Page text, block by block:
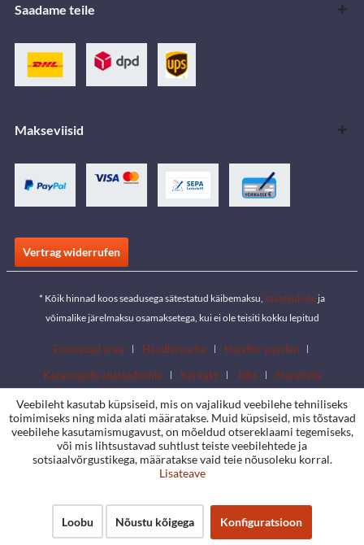
Saadame teile
Makseviisid
Vertrag widerrufen
* Kõik hinnad koos seadusega sätestatud käibemaksu, saatekulude ja
võimalike järelmaksu osamaksetega, kui ei ole teisiti kokku lepitud
Download area Händlersuche
Händler werden
Kataloogide allalaadimine
Kontakt Jobs Standorte
Veebileht kasutab küpsiseid, mis on vajalikud veebilehe tehniliseks
toimimiseks ning mida alati määratakse. Muid küpsiseid, mis tõstavad
veebilehe kasutamismugavust, on mõeldud otsereklaami tegemiseks,
või mis lihtsustavad suhtlust teiste veebilehtede ja
sotsiaalvõrgustikega, määratakse vaid teie nõusoleku korral.
Lisateave
Loobu Nõustu kõigega Konfiguratsioon